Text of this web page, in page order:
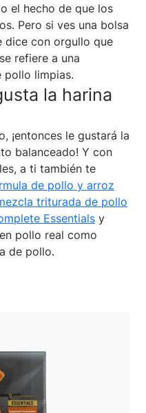
el hecho de que los
Pero si ves una bolsa
dice con orgullo que
refiere a una
pollo limpias.
la harina
¡entonces le gustará la
balanceado! Y con
a ti también te
de pollo y arroz
triturada de pollo
Essentials y
pollo real como
de pollo.